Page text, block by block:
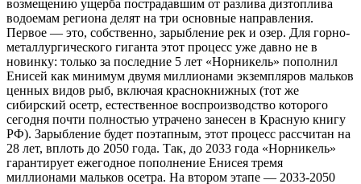
возмещению ущерба пострадавшим от разлива дизтоплива
водоемам региона делят на три основные направления.
Первое — это, собственно, зарыбление рек и озер. Для горно-
металлургического гиганта этот процесс уже давно не в
новинку: только за последние 5 лет «Норникель» пополнил
Енисей как минимум двумя миллионами экземпляров мальков
ценных видов рыб, включая краснокнижных (тот же
сибирский осетр, естественное воспроизводство которого
сегодня почти полностью утрачено занесен в Красную книгу
РФ). Зарыбление будет поэтапным, этот процесс рассчитан на
28 лет, вплоть до 2050 года. Так, до 2033 года «Норникель»
гарантирует ежегодное пополнение Енисея тремя
миллионами мальков осетра. На втором этапе — 2033-2050